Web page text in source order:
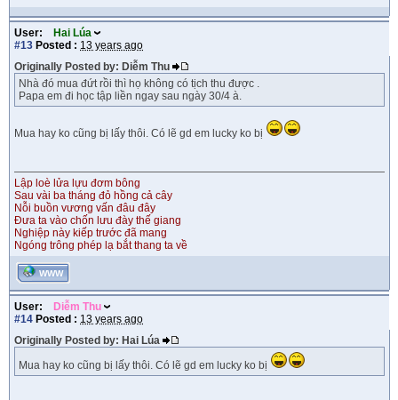
User:
Hai Lúa
#13 Posted : 13 years ago
Originally Posted by: Diễm Thu
Nhà đó mua đứt rồi thì họ không có tịch thu được .
Papa em đi học tập liền ngay sau ngày 30/4 à.
Mua hay ko cũng bị lấy thôi. Có lẽ gd em lucky ko bị
Lập loè lửa lựu đơm bông
Sau vài ba tháng đỏ hồng cả cây
Nỗi buồn vương vấn đâu đây
Đưa ta vào chốn lưu đày thế giang
Nghiệp này kiếp trước đã mang
Ngóng trông phép lạ bắt thang ta về
WWW
User:
Diễm Thu
#14 Posted : 13 years ago
Originally Posted by: Hai Lúa
Mua hay ko cũng bị lấy thôi. Có lẽ gd em lucky ko bị